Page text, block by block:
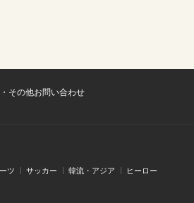
その他お問い合わせ
ツ サッカー 韓流・アジア ヒーロー